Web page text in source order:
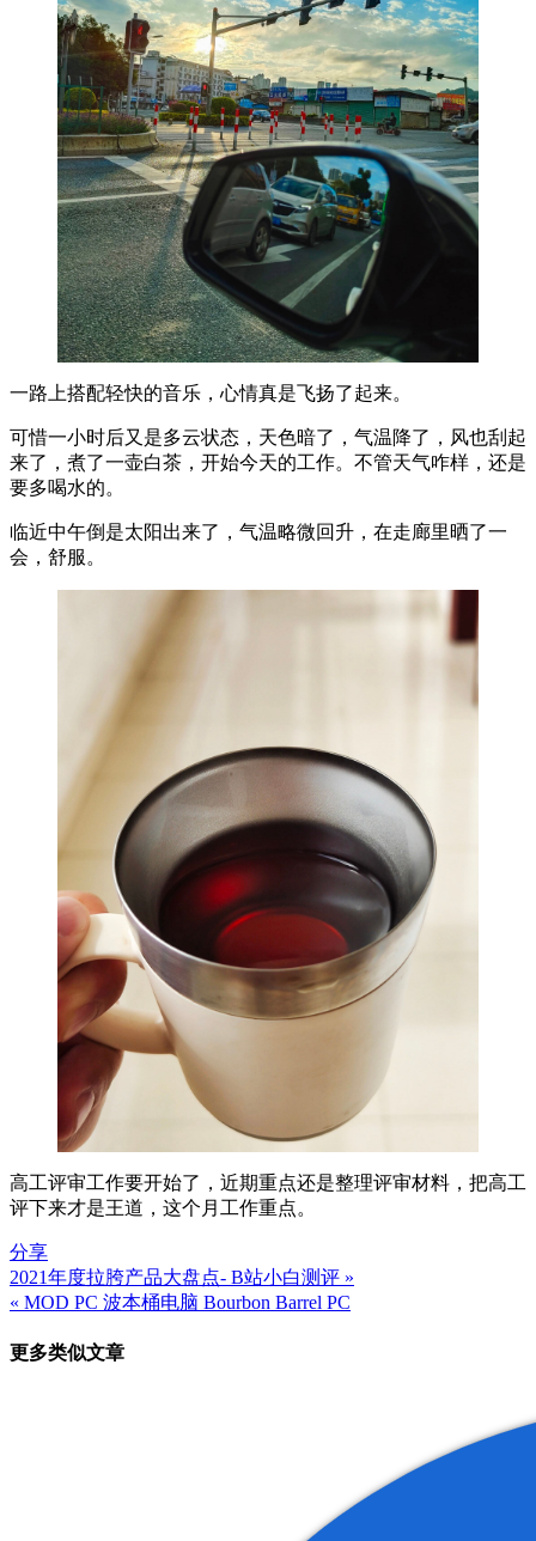
一路上搭配轻快的音乐，心情真是飞扬了起来。
可惜一小时后又是多云状态，天色暗了，气温降了，风也刮起
来了，煮了一壶白茶，开始今天的工作。不管天气咋样，还是
要多喝水的。
临近中午倒是太阳出来了，气温略微回升，在走廊里晒了一
会，舒服。
高工评审工作要开始了，近期重点还是整理评审材料，把高工
评下来才是王道，这个月工作重点。
分享
文
章
导
2021年度拉胯产品大盘点- B站小白测评 »
« MOD PC 波本桶电脑 Bourbon Barrel PC
更多类似文章